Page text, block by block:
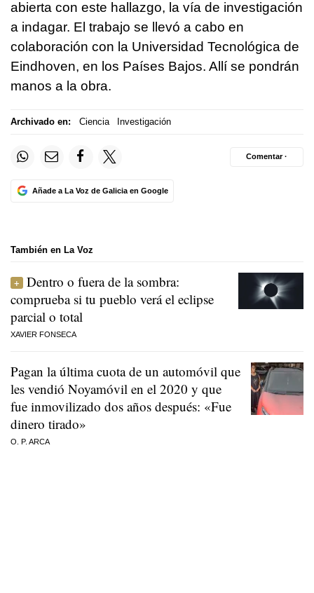
abierta con este hallazgo, la vía de investigación
a indagar. El trabajo se llevó a cabo en
colaboración con la Universidad Tecnológica de
Eindhoven, en los Países Bajos. Allí se pondrán
manos a la obra.
Archivado en: Ciencia Investigación
Añade a La Voz de Galicia en Google
Comentar ·
También en La Voz
Dentro o fuera de la sombra:
comprueba si tu pueblo verá el eclipse
parcial o total
XAVIER FONSECA
Pagan la última cuota de un automóvil que
les vendió Noyamóvil en el 2020 y que
fue inmovilizado dos años después: «Fue
dinero tirado»
O. P. ARCA